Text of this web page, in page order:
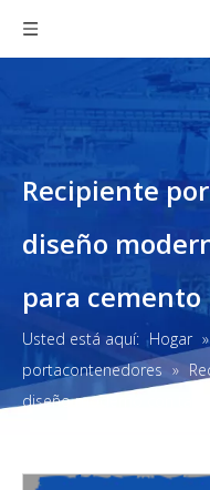
Recipiente
diseño
para cemento
Usted está aquí: Hogar »
portacontenedores »
diseño moderno con